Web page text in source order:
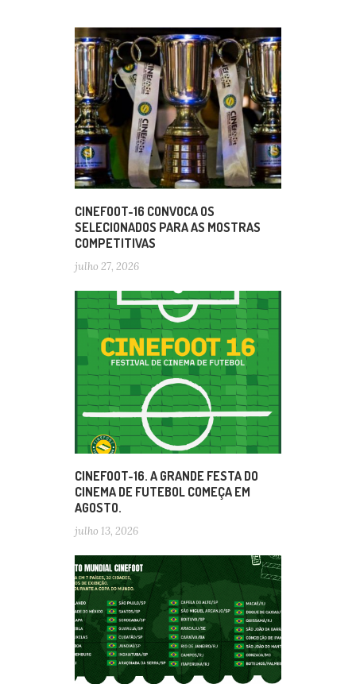
CINEFOOT-16 CONVOCA OS
SELECIONADOS PARA AS MOSTRAS
COMPETITIVAS
julho 27, 2026
CINEFOOT-16. A GRANDE FESTA DO
CINEMA DE FUTEBOL COMEÇA EM
AGOSTO.
julho 13, 2026